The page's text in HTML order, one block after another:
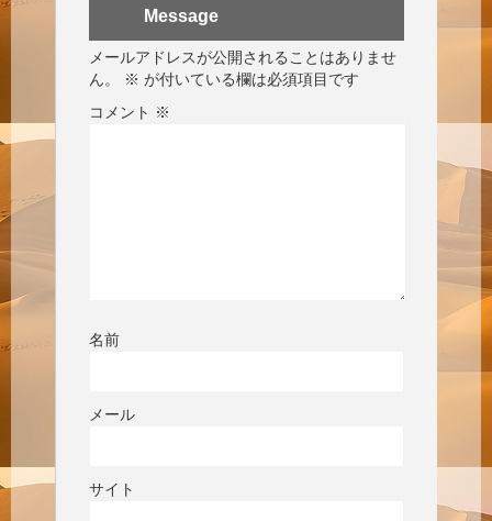
Message
メールアドレスが公開されることはありませ
ん。
※ が付いている欄は必須項目です
コメント ※
名前
メール
サイト